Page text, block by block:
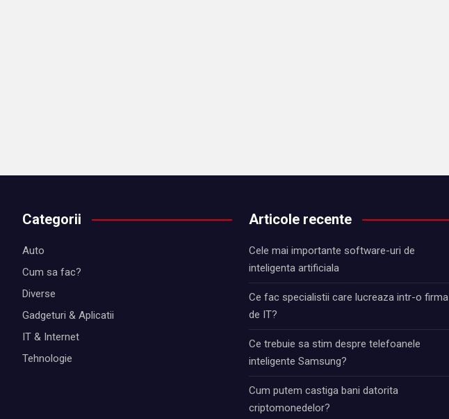
Categorii
Auto
Cum sa fac?
Diverse
Gadgeturi & Aplicatii
IT & Internet
Tehnologie
Articole recente
Cele mai importante software-uri de
inteligenta artificiala
Ce fac specialistii care lucreaza intr-o firma
de IT?
Ce trebuie sa stim despre telefoanele
inteligente Samsung?
Cum putem castiga bani datorita
criptomonedelor?